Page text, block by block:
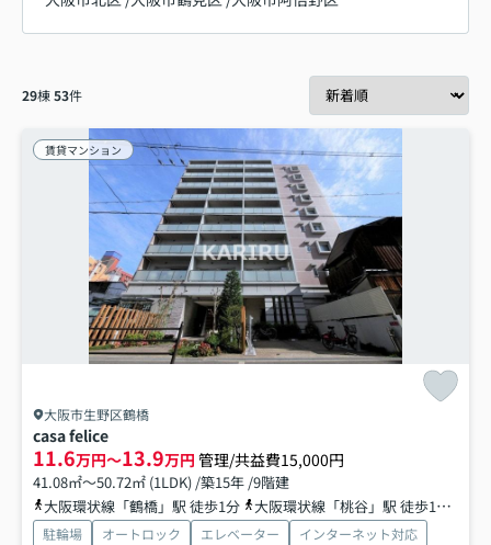
29棟53件
賃貸マンション
大阪市生野区鶴橋
casa felice
11.6万円～13.9万円 管理/共益費15,000円
41.08㎡～50.72㎡ (1LDK) /築15年 /9階建
大阪環状線「鶴橋」駅 徒歩1分
大阪環状線「桃谷」駅 徒歩10分
駐輪場 オートロック エレベーター
インターネット対応